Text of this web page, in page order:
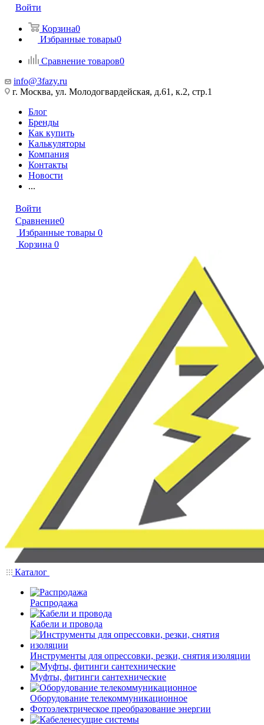
Войти
Корзина0
Избранные товары0
Сравнение товаров0
info@3fazy.ru
г. Москва, ул. Молодогвардейская, д.61, к.2, стр.1
Блог
Бренды
Как купить
Калькуляторы
Компания
Контакты
Новости
...
Войти
Сравнение0
Избранные товары 0
Корзина 0
Каталог
Распродажа
Кабели и провода
Инструменты для опрессовки, резки, снятия изоляции
Муфты, фитинги сантехнические
Оборудование телекоммуникационное
Фотоэлектрическое преобразование энергии